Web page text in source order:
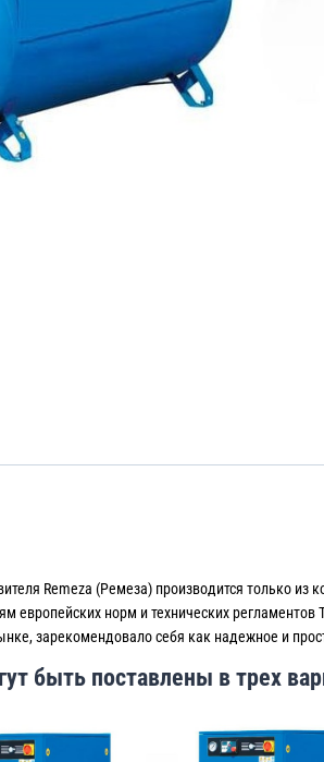
Remeza (Ремеза) производится только
европейских норм и технических
зарекомендовало себя как надежное и
быть поставлены в трех